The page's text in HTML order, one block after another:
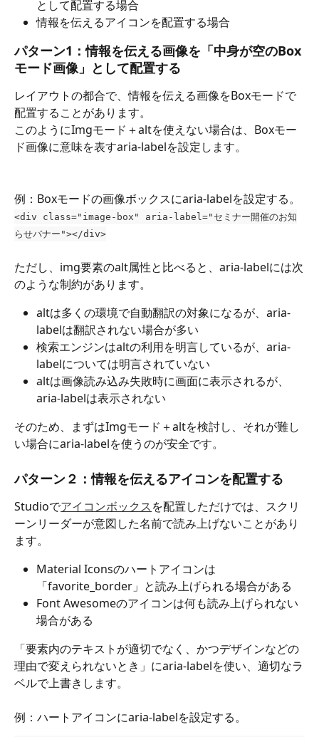
として配置する場合
情報を伝えるアイコンを配置する場合
パターン1：情報を伝える画像を「中身が空のBox
モード画像」として配置する
レイアウトの都合で、情報を伝える画像をBoxモードで
配置することがあります。
このようにImgモード＋altを使えない場合は、Boxモー
ド画像に意味を表すaria-labelを設定します。
例：Boxモードの画像ボックスにaria-labelを設定する。
<div class="image-box" aria-label="セミナー開催のお知
らせバナー"></div>
ただし、img要素のalt属性と比べると、aria-labelには次
のような制約があります。
altは多くの環境で自動翻訳の対象になるが、aria-
labelは翻訳されない場合が多い
検索エンジンはaltの利用を明言しているが、aria-
labelについては明言されていない
altは画像読み込み失敗時に画面に表示されるが、
aria-labelは表示されない
そのため、まずはImgモード＋altを検討し、それが難し
い場合にaria-labelを使うのが安全です。
パターン２：情報を伝えるアイコンを配置する
Studioでアイコンボックスを配置しただけでは、スクリ
ーンリーダーが意図した名前で読み上げないことがあり
ます。
Material Iconsのハートアイコンは
「favorite_border」と読み上げられる場合がある
Font Awesomeのアイコンは何も読み上げられない
場合がある
「要素内のテキストが適切でなく、かつデザインなどの
理由で変えられないとき」にaria-labelを使い、適切なラ
ベルで上書きします。
例：ハートアイコンにaria-labelを設定する。